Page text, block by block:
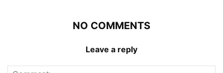
NO COMMENTS
Leave a reply